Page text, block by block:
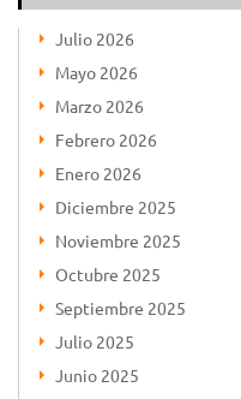
Julio 2026
Mayo 2026
Marzo 2026
Febrero 2026
Enero 2026
Diciembre 2025
Noviembre 2025
Octubre 2025
Septiembre 2025
Julio 2025
Junio 2025